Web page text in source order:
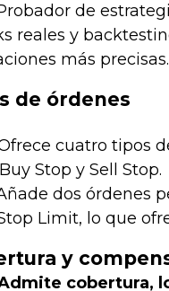
de
reales y
más precisas.
de órdenes
cuatro tipos
Stop y Sell Stop.
dos órdenes
Limit, lo que
y
cobertura,